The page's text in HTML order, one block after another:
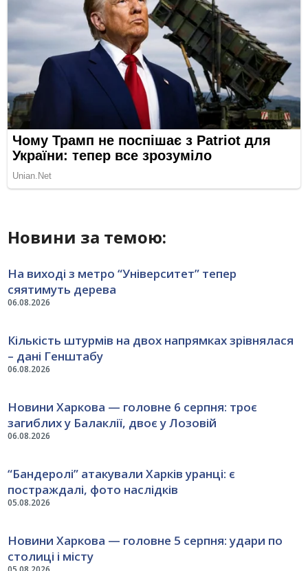
Новини за темою:
06.08.2026
На виході з метро “Університет” тепер
сяятимуть дерева
06.08.2026
Кількість штурмів на двох напрямках зрівнялася
– дані Генштабу
06.08.2026
Новини Харкова — головне 6 серпня: троє
загиблих у Балаклії, двоє у Лозовій
05.08.2026
“Бандеролі” атакували Харків уранці: є
постраждалі, фото наслідків
Новини Харкова — головне 5 серпня: удари по
столиці і місту